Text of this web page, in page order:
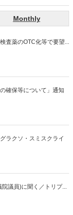
Monthly
査薬のOTC化等で要望...
確保等について」通知
ラクソ・スミスクライ
院議員)に聞く／トリプ...